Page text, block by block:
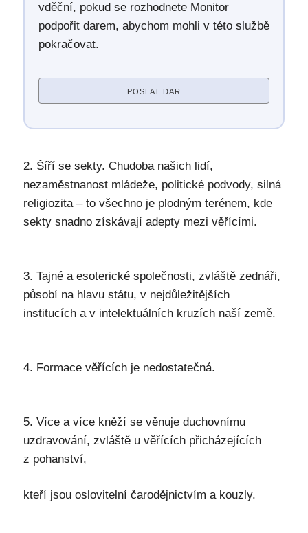
vděční, pokud se rozhodnete Monitor
podpořit darem, abychom mohli v této službě
pokračovat.
POSLAT DAR
2. Šíří se sekty. Chudoba našich lidí,
nezaměstnanost mládeže, politické podvody, silná
religiozita – to všechno je plodným terénem, kde
sekty snadno získávají adepty mezi věřícími.
3. Tajné a esoterické společnosti, zvláště zednáři,
působí na hlavu státu, v nejdůležitějších
institucích a v intelektuálních kruzích naší země.
4. Formace věřících je nedostatečná.
5. Více a více kněží se věnuje duchovnímu
uzdravování, zvláště u věřících přicházejících
z pohanství,
kteří jsou oslovitelní čarodějnictvím a kouzly.